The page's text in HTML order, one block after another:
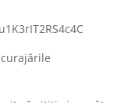
ările